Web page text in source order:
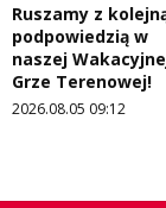
Ruszamy z
podpowiedzią w
naszej
Grze Terenowej!
2026.08.05 09:12